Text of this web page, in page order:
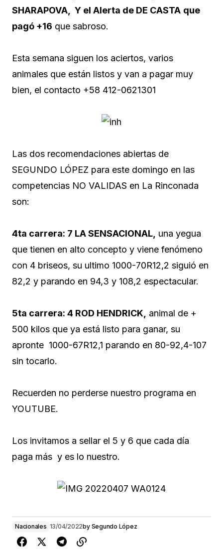
SHARAPOVA, Y el Alerta de DE CASTA que
pagó +16 que sabroso.
Esta semana siguen los aciertos, varios
animales que están listos y van a pagar muy
bien, el contacto +58 412-0621301
Las dos recomendaciones abiertas de
SEGUNDO LÓPEZ para este domingo en las
competencias NO VALIDAS en La Rinconada
son:
4ta carrera: 7 LA SENSACIONAL, una yegua
que tienen en alto concepto y viene fenómeno
con 4 briseos, su ultimo 1000-70R12,2 siguió en
82,2 y parando en 94,3 y 108,2 espectacular.
5ta carrera: 4 ROD HENDRICK,
animal de +
500 kilos que ya está listo para ganar, su
apronte 1000-67R12,1 parando en 80-92,4-107
sin tocarlo.
Recuerden no perderse nuestro programa en
YOUTUBE.
Los invitamos a sellar el 5 y 6 que cada día
paga más y es lo nuestro.
Nacionales 13/04/2022by Segundo López